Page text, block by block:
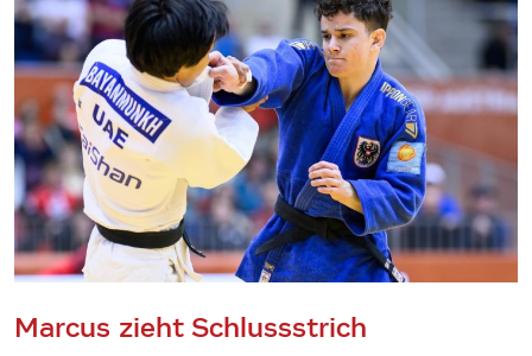
Marcus zieht Schlussstrich